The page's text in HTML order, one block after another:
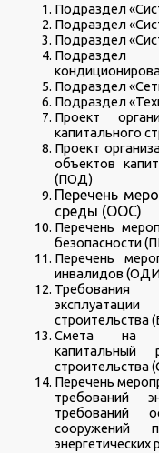
Подраздел
Подраздел
Подраздел
Подраздел
Подраздел
Подраздел
Проект
капитального
Проект
объектов
(ПОД)
Перечень
среды (ООС)
Перечень
безопасности
Перечень
инвалидов
строительства
Смета на
капитальный
строительства
Перечень
требований
требований
сооружений
энергетических